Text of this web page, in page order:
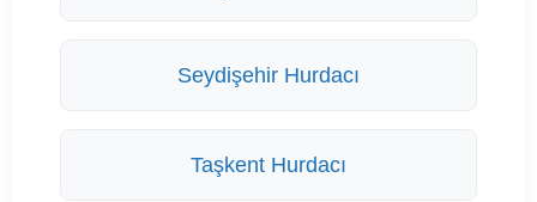
Seydişehir Hurdacı
Taşkent Hurdacı